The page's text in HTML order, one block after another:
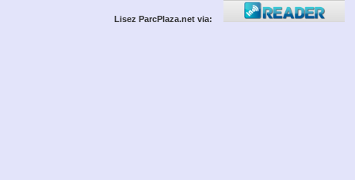
Lisez ParcPlaza.net via: